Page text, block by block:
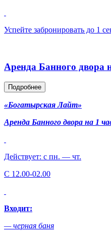
Успейте забронировать до 1
Аренда Банного двора
Подробнее
«Богатырская Лайт»
Аренда Банного двора на 1
Действует: с пн. — чт.
С 12.00-02.00
Входит:
— черная баня